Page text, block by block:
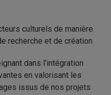
culturels de manière
recherche et de création
dans l’intégration
en valorisant les
issus de nos projets